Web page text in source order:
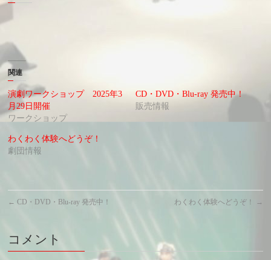
関連
演劇ワークショップ 2025年3
月29日開催
ワークショップ
CD・DVD・Blu-ray 発売中！
販売情報
わくわく体験へどうぞ！
劇団情報
← CD・DVD・Blu-ray 発売中！ わくわく体験へどうぞ！ →
コメント